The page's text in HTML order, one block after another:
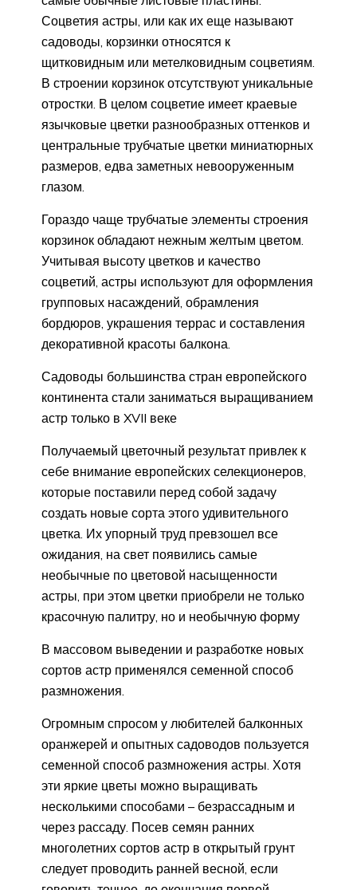
Соцветия астры, или как их еще называют
садоводы, корзинки относятся к
щитковидным или метелковидным соцветиям.
В строении корзинок отсутствуют уникальные
отростки. В целом соцветие имеет краевые
язычковые цветки разнообразных оттенков и
центральные трубчатые цветки миниатюрных
размеров, едва заметных невооруженным
глазом.
Гораздо чаще трубчатые элементы строения
корзинок обладают нежным желтым цветом.
Учитывая высоту цветков и качество
соцветий, астры используют для оформления
групповых насаждений, обрамления
бордюров, украшения террас и составления
декоративной красоты балкона.
Садоводы большинства стран европейского
континента стали заниматься выращиванием
астр только в XVII веке
Получаемый цветочный результат привлек к
себе внимание европейских селекционеров,
которые поставили перед собой задачу
создать новые сорта этого удивительного
цветка. Их упорный труд превзошел все
ожидания, на свет появились самые
необычные по цветовой насыщенности
астры, при этом цветки приобрели не только
красочную палитру, но и необычную форму
В массовом выведении и разработке новых
сортов астр применялся семенной способ
размножения.
Огромным спросом у любителей балконных
оранжерей и опытных садоводов пользуется
семенной способ размножения астры. Хотя
эти яркие цветы можно выращивать
несколькими способами – безрассадным и
через рассаду. Посев семян ранних
многолетних сортов астр в открытый грунт
следует проводить ранней весной, если